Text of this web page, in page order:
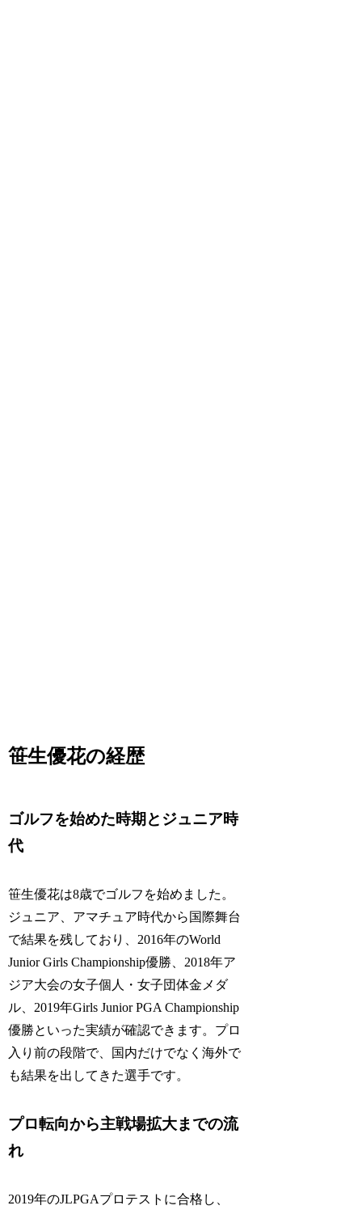
笹生優花の経歴
ゴルフを始めた時期とジュニア時
代
笹生優花は8歳でゴルフを始めました。
ジュニア、アマチュア時代から国際舞台
で結果を残しており、2016年のWorld
Junior Girls Championship優勝、2018年ア
ジア大会の女子個人・女子団体金メダ
ル、2019年Girls Junior PGA Championship
優勝といった実績が確認できます。プロ
入り前の段階で、国内だけでなく海外で
も結果を出してきた選手です。
プロ転向から主戦場拡大までの流
れ
2019年のJLPGAプロテストに合格し、